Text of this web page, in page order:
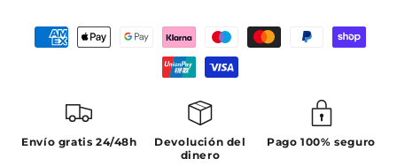
Envío gratis 24/48h
Devolución del
dinero
Pago 100% seguro